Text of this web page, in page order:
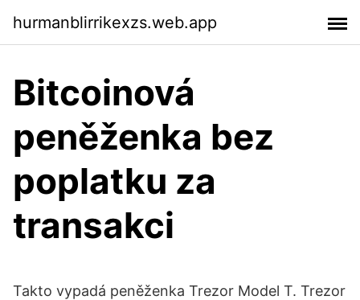
hurmanblirrikexzs.web.app
Bitcoinová
peněženka bez
poplatku za
transakci
Takto vypadá peněženka Trezor Model T. Trezor